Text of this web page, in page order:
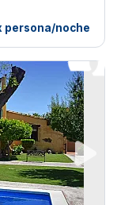
persona/noche